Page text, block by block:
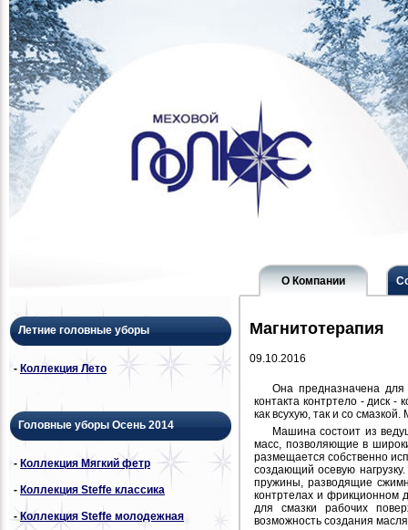
О Компании
Летние головные уборы
- Коллекция Лето
Головные уборы Осень 2014
- Коллекция Мягкий фетр
- Коллекция Steffe классика
-Коллекция Steffe молодежная
Магнитотерапия
09.10.2016
Она предназначена
контакта контртело - диск
как всухую, так и со
Машина состоит из
масс, позволяющие в
размещается собственно
создающий осевую
пружины, разводящие
контртелах и фрикционном
для смазки рабочих
возможность создания